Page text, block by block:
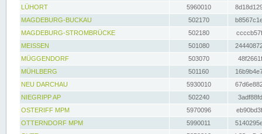
LÜHORT
5960010
MAGDEBURG-BUCKAU
502170
MAGDEBURG-STROMBRÜCKE
502180
MEISSEN
501080
MÜGGENDORF
503070
MÜHLBERG
501160
NEU DARCHAU
5930010
NIEGRIPP AP
502240
OSTERIFF MPM
5970096
OTTERNDORF MPM
5990011